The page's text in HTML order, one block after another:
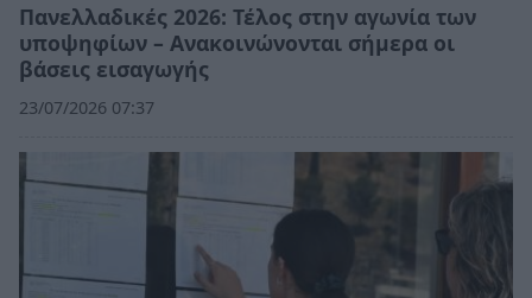
Πανελλαδικές 2026: Τέλος στην αγωνία των
υποψηφίων – Ανακοινώνονται σήμερα οι
βάσεις εισαγωγής
23/07/2026 07:37